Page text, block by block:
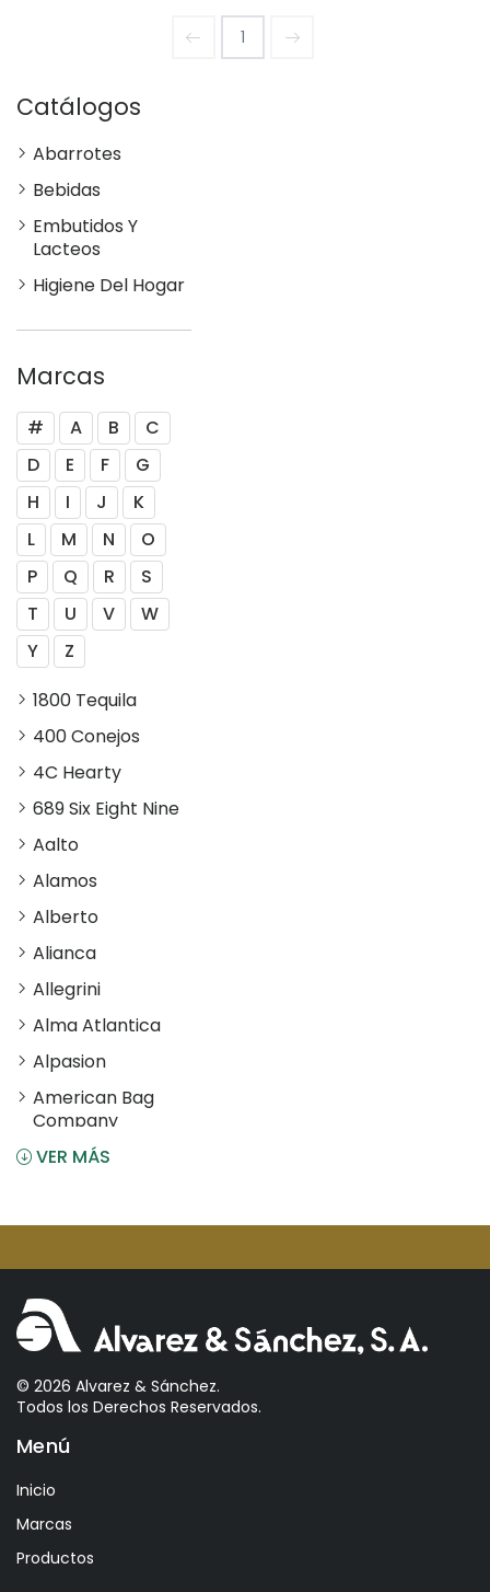
1
Catálogos
Abarrotes
Bebidas
Embutidos Y
Lacteos
Higiene Del Hogar
Marcas
# A B
C
D
E F
G
H
I J
K
L
M N
O
P
Q R
S
T
U V
W
Y
Z
1800 Tequila
400 Conejos
4C Hearty
689 Six Eight Nine
Aalto
Alamos
Alberto
Alianca
Allegrini
Alma Atlantica
Alpasion
American Bag
Company
Angostura
Aperol
Arcos
Areparepa
Argensun
Astrales
Avelina
Ayala
Azevedo
Bacalarico
Badia
VER MÁS
© 2026 Alvarez & Sánchez.
Todos los Derechos Reservados.
Menú
Inicio
Marcas
Productos